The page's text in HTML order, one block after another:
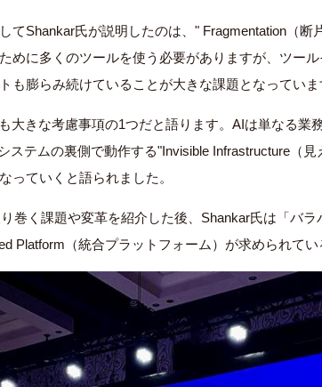
てShankar氏が説明したのは、" Fragmentation（断
めに多くのツールを使う必要がありますが、ツー
も膨らみ続けていることが大きな課題となっていま
大きな考慮事項の1つだと語ります。AIは単なる業
ステムの裏側で動作する"Invisible Infrastructure（見
っていくと語られました。
巻く課題や変革を紹介した後、Shankar氏は「バ
Platform（統合プラットフォーム）が求められてい